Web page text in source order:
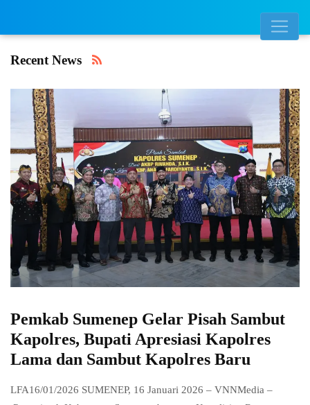
Recent News
Pemkab Sumenep Gelar Pisah Sambut
Kapolres, Bupati Apresiasi Kapolres
Lama dan Sambut Kapolres Baru
LFA16/01/2026 SUMENEP, 16 Januari 2026 – VNNMedia –